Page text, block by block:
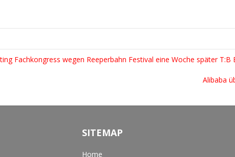
Fachkongress wegen Reeperbahn Festival eine Woche später
Alibaba
SITEMAP
Home